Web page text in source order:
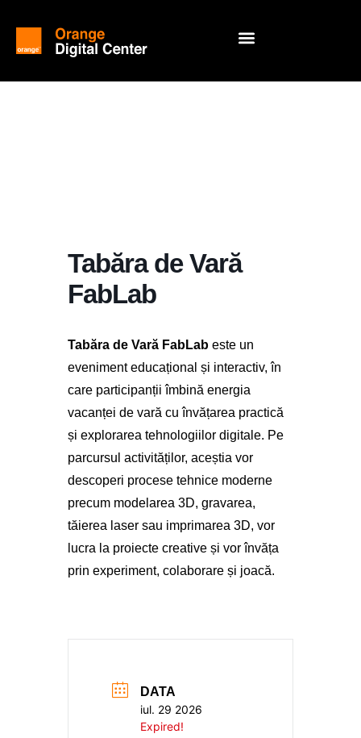
Tabăra de Vară
FabLab
Tabăra de Vară FabLab este un
eveniment educațional și interactiv, în
care participanții îmbină energia
vacanței de vară cu învățarea practică
și explorarea tehnologiilor digitale. Pe
parcursul activităților, aceștia vor
descoperi procese tehnice moderne
precum modelarea 3D, gravarea,
tăierea laser sau imprimarea 3D, vor
lucra la proiecte creative și vor învăța
prin experiment, colaborare și joacă.
DATA
iul. 29 2026
Expired!